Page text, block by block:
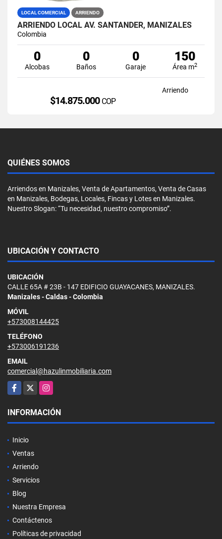
LOCAL COMERCIAL ARRIENDO
ARRIENDO LOCAL AV. SANTANDER, MANIZALES
Colombia
0
Alcobas
0
Baños
0
Garaje
150
Área m2
Arriendo
$14.875.000 COP
QUIÉNES SOMOS
Arriendos en Manizales, Venta de Apartamentos, Venta de Casas
en Manizales, Bodegas, Locales, Fincas y Lotes en Manizales.
Nuestro Slogan: “Tu necesidad, nuestro compromiso”.
UBICACIÓN Y CONTACTO
UBICACIÓN
CALLE 65A # 23B - 147 EDIFICIO GUAYACANES, MANIZALES.
Manizales - Caldas - Colombia
MÓVIL
+573008144425
TELÉFONO
+573006191236
EMAIL
comercial@hazulinmobiliaria.com
Facebook
X Instagram
INFORMACIÓN
Inicio
Ventas
Arriendo
Servicios
Blog
Nuestra Empresa
Contáctenos
Políticas de privacidad